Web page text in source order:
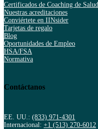
Certificados de Coaching de Salud
Nuestras acreditaciones
Conviértete en IINsider
Tarjetas de regalo
Blog
Oportunidades de Empleo
HSA/FSA
Normativa
Contáctanos
EE. UU.: (833) 971-4301
Internacional: +1 (513) 270-6012